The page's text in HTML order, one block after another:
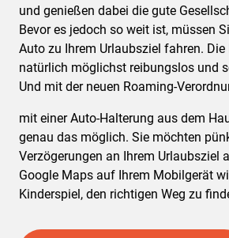
und genießen dabei die gute
Bevor es jedoch so weit ist, müssen
Auto zu Ihrem Urlaubsziel fahren.
natürlich möglichst reibungslos und
Und mit der neuen Roaming-
mit einer Auto-Halterung aus dem
genau das möglich. Sie möchten
Verzögerungen an Ihrem Urlaubsziel
Google Maps auf Ihrem Mobilgerät
Kinderspiel, den richtigen Weg zu